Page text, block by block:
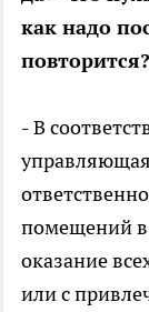
как надо
- В
помещений в
оказание
или с